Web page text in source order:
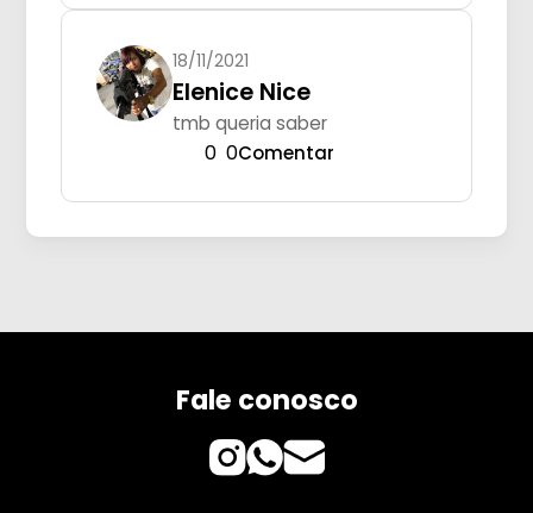
18/11/2021
Elenice Nice
tmb queria saber
0 0Comentar
Fale conosco